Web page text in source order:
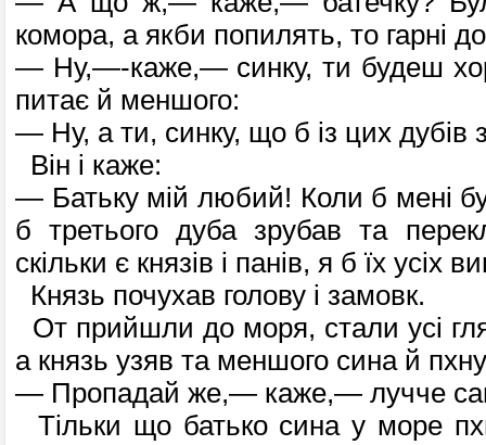
комора, а якби попилять, то гарні
— Ну,—-каже,— синку, ти будеш
питає й меншого:
— Ну, а ти, синку, що б із цих дубів
Він і каже:
— Батьку мій любий! Коли б мені
б третього дуба зрубав та
скільки є князів і панів, я б їх усіх
Князь почухав голову і замовк.
От прийшли до моря, стали усі
а князь узяв та меншого сина й
— Пропадай же,— каже,— лучче
Тільки що батько сина у море